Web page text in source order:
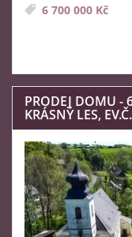
6 700 000 Kč
PRODEJ DOMU -
KRÁSNÝ LES,